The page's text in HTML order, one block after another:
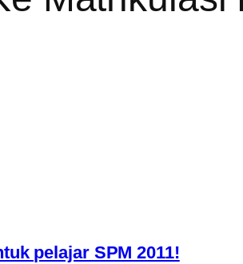
pelajar SPM 2011!